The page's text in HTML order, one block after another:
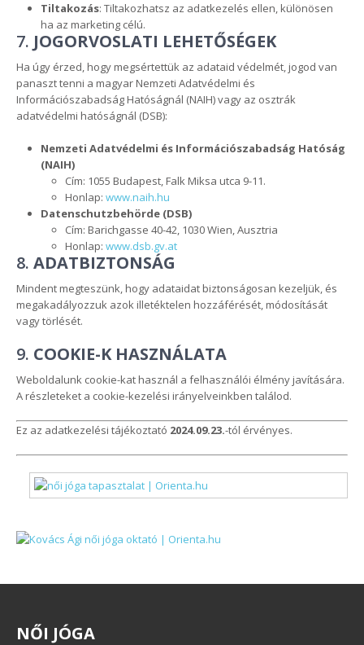
Tiltakozás: Tiltakozhatsz az adatkezelés ellen, különösen
ha az marketing célú.
7. JOGORVOSLATI LEHETŐSÉGEK
Ha úgy érzed, hogy megsértettük az adataid védelmét, jogod van
panaszt tenni a magyar Nemzeti Adatvédelmi és
Információszabadság Hatóságnál (NAIH) vagy az osztrák
adatvédelmi hatóságnál (DSB):
Nemzeti Adatvédelmi és Információszabadság Hatóság
(NAIH)
Cím: 1055 Budapest, Falk Miksa utca 9-11.
Honlap: www.naih.hu
Datenschutzbehörde (DSB)
Cím: Barichgasse 40-42, 1030 Wien, Ausztria
Honlap: www.dsb.gv.at
8. ADATBIZTONSÁG
Mindent megteszünk, hogy adataidat biztonságosan kezeljük, és
megakadályozzuk azok illetéktelen hozzáférését, módosítását
vagy törlését.
9. COOKIE-K HASZNÁLATA
Weboldalunk cookie-kat használ a felhasználói élmény javítására.
A részleteket a cookie-kezelési irányelveinkben találod.
Ez az adatkezelési tájékoztató 2024.09.23.-tól érvényes.
NŐI JÓGA